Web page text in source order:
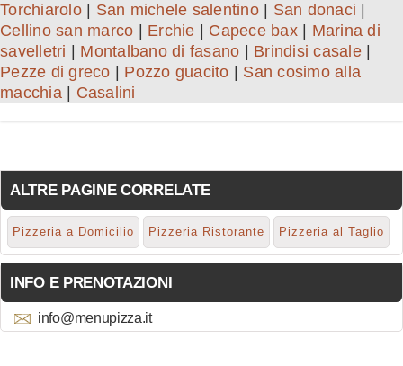
Torchiarolo| San michele salentino| San donaci
Cellino san marco
Erchie Capece bax| Marina di
savelletri
Montalbano di fasano Brindisi casale|
Pezze di greco
Pozzo guacito
San cosimo alla
macchia| Casalini
ALTRE PAGINE CORRELATE
Pizzeria a Domicilio Pizzeria Ristorante Pizzeria al Taglio
INFO E PRENOTAZIONI
info@menupizza.it